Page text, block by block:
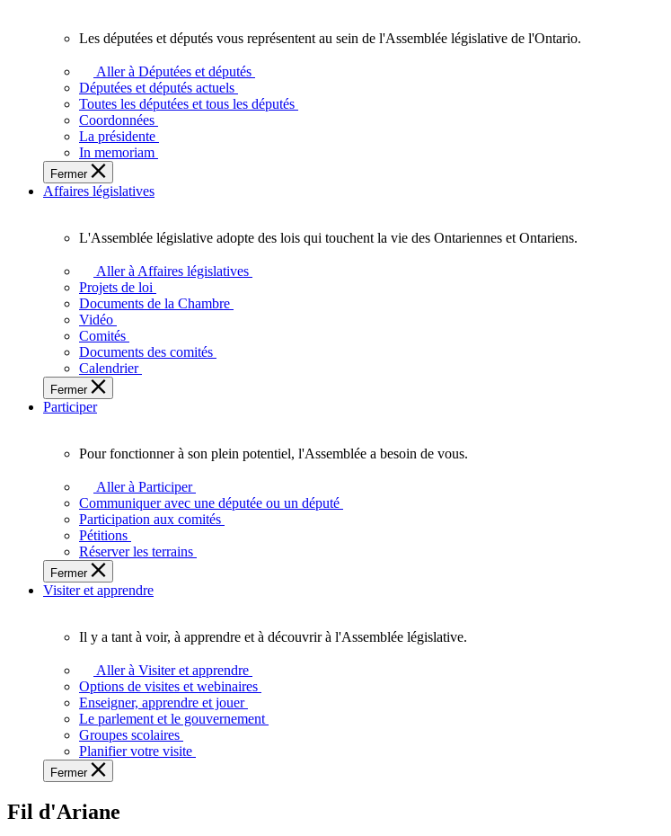
députées
députés
vous
représentent
sein
de
l'Assemblée
l'Ontario.
Les députées et députés vous représentent au sein de l'Assemblée législative de l'Ontario.
Aller à Députées et députés
Députées et députés actuels
Toutes les députées et tous les députés
Coordonnées
La présidente
In memoriam
Fermer
Affaires législatives
législative
adopte
touchent
vie
des
Ontariennes
Ontariens.
L'Assemblée législative adopte des lois qui touchent la vie des Ontariennes et Ontariens.
Aller à Affaires législatives
Projets de loi
Documents de la Chambre
Vidéo
Comités
Documents des comités
Calendrier
Fermer
Participer
fonctionner
plein
potentiel,
l'Assemblée
a
besoin
Pour fonctionner à son plein potentiel, l'Assemblée a besoin de vous.
Aller à Participer
Communiquer avec une députée ou un député
Participation aux comités
Pétitions
Réserver les terrains
Fermer
Visiter et apprendre
voir,
apprendre
et
découvrir
Il y a tant à voir, à apprendre et à découvrir à l'Assemblée législative.
Aller à Visiter et apprendre
Options de visites et webinaires
Enseigner, apprendre et jouer
Le parlement et le gouvernement
Groupes scolaires
Planifier votre visite
Fermer
Fil d'Ariane